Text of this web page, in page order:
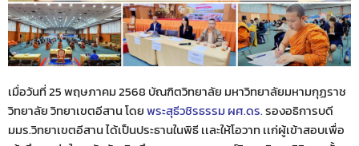
เมื่อวันที่ 25 พฤษภาคม 2568 บัณฑิตวิทยาลัย มหาวิทยาลัยมหามกุฏราช
วิทยาลัย วิทยาเขตอีสาน โดยพระสุธีวชิรธรรม ผศ.ดร.รองอธิการบดี
มมร.วิทยาเขตอีสาน ได้เป็นประธานในพิธี เเละให้โอวาท เเก่ผู้เข้าสอบเพื่อ